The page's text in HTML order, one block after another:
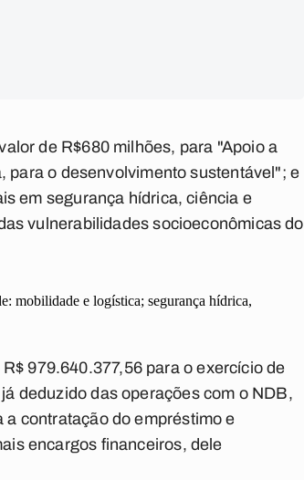
de R$680 milhões, para "Apoio a
para o desenvolvimento sustentável"; e
em segurança hídrica, ciência e
vulnerabilidades socioeconômicas do
mobilidade e logística; segurança hídrica,
979.640.377,56 para o exercício de
deduzido das operações com o NDB,
contratação do empréstimo e
encargos financeiros, dele